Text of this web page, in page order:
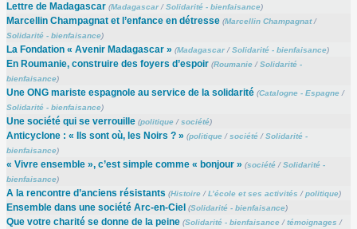
Lettre de Madagascar (Madagascar/Solidarité - bienfaisance)
Marcellin Champagnat et l’enfance en détresse (Marcellin Champagnat/
Solidarité - bienfaisance)
La Fondation « Avenir Madagascar » (Madagascar/Solidarité - bienfaisance)
En Roumanie, construire des foyers d’espoir (Roumanie/Solidarité -
bienfaisance)
Une ONG mariste espagnole au service de la solidarité (Catalogne - Espagne/
Solidarité - bienfaisance)
Une société qui se verrouille (politique/ société)
Anticyclone : « Ils sont où, les Noirs ? » (politique/société/Solidarité -
bienfaisance)
« Vivre ensemble », c’est simple comme « bonjour » (société/Solidarité -
bienfaisance)
A la rencontre d’anciens résistants (Histoire/L’école et ses activités /politique)
Ensemble dans une société Arc-en-Ciel (Solidarité - bienfaisance)
Que votre charité se donne de la peine (Solidarité - bienfaisance/témoignages /